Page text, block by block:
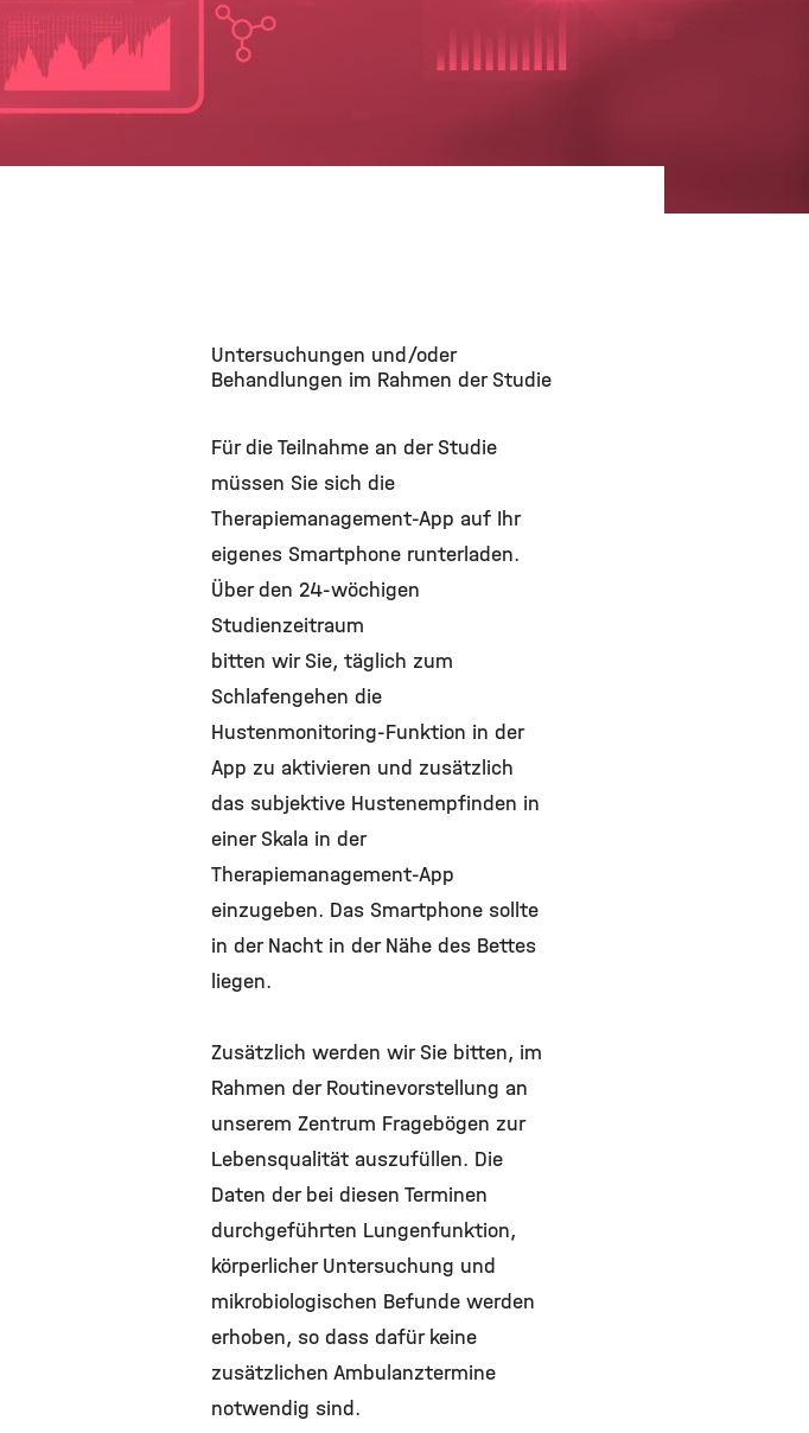
Untersuchungen und/oder
Behandlungen im Rahmen der Studie
Für die Teilnahme an der Studie
müssen Sie sich die
Therapiemanagement-App auf Ihr
eigenes Smartphone runterladen.
Über den 24-wöchigen
Studienzeitraum
bitten wir Sie, täglich zum
Schlafengehen die
Hustenmonitoring-Funktion in der
App zu aktivieren und zusätzlich
das subjektive Hustenempfinden in
einer Skala in der
Therapiemanagement-App
einzugeben. Das Smartphone sollte
in der Nacht in der Nähe des Bettes
liegen.
Zusätzlich werden wir Sie bitten, im
Rahmen der Routinevorstellung an
unserem Zentrum Fragebögen zur
Lebensqualität auszufüllen. Die
Daten der bei diesen Terminen
durchgeführten Lungenfunktion,
körperlicher Untersuchung und
mikrobiologischen Befunde werden
erhoben, so dass dafür keine
zusätzlichen Ambulanztermine
notwendig sind.